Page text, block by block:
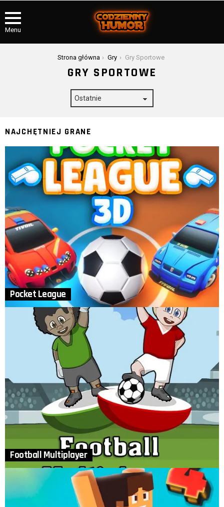
Menu
Strona główna Gry Gry Sportowe
GRY SPORTOWE
NAJCHĘTNIEJ GRANE
Pocket League
Football Multiplayer